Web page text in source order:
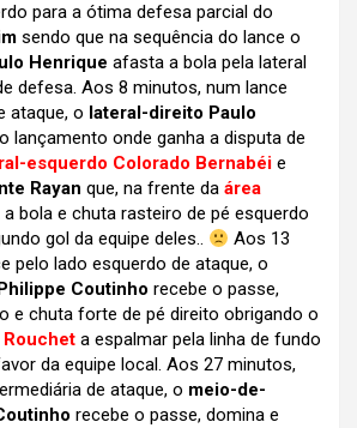
para a ótima defesa parcial do
sendo que na sequência do lance o
Henrique afasta a bola pela lateral
defesa. Aos 8 minutos, num lance
ataque, o lateral-direito Paulo
lançamento onde ganha a disputa de
esquerdo Colorado Bernabéi e
Rayan que, na frente da área
a bola e chuta rasteiro de pé esquerdo
gol da equipe deles..
Aos 13
pelo lado esquerdo de ataque, o
Coutinho recebe o passe,
e chuta forte de pé direito obrigando o
a espalmar pela linha de fundo
da equipe local. Aos 27 minutos,
de ataque, o meio-de-
recebe o passe, domina e